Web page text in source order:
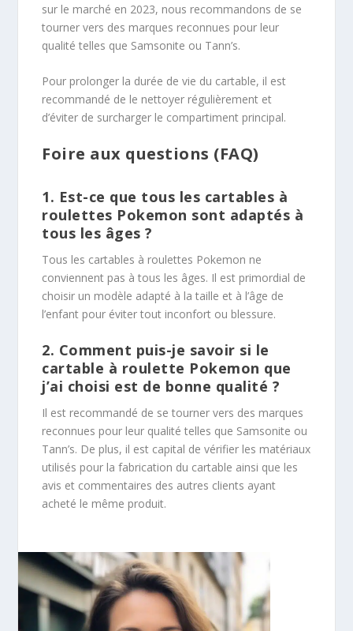
sur le marché en 2023, nous recommandons de se
tourner vers des marques reconnues pour leur
qualité telles que Samsonite ou Tann’s.
Pour prolonger la durée de vie du cartable, il est
recommandé de le nettoyer régulièrement et
d’éviter de surcharger le compartiment principal.
Foire aux questions (FAQ)
1. Est-ce que tous les cartables à
roulettes Pokemon sont adaptés à
tous les âges ?
Tous les cartables à roulettes Pokemon ne
conviennent pas à tous les âges. Il est primordial de
choisir un modèle adapté à la taille et à l’âge de
l’enfant pour éviter tout inconfort ou blessure.
2. Comment puis-je savoir si le
cartable à roulette Pokemon que
j’ai choisi est de bonne qualité ?
Il est recommandé de se tourner vers des marques
reconnues pour leur qualité telles que Samsonite ou
Tann’s. De plus, il est capital de vérifier les matériaux
utilisés pour la fabrication du cartable ainsi que les
avis et commentaires des autres clients ayant
acheté le même produit.